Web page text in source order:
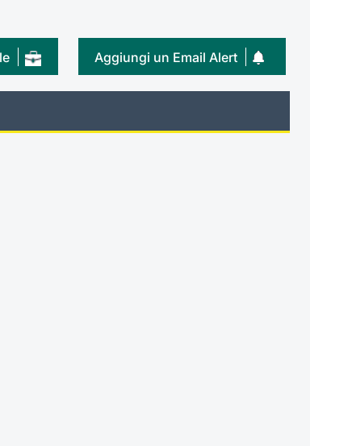
Aggiungi un Email Alert